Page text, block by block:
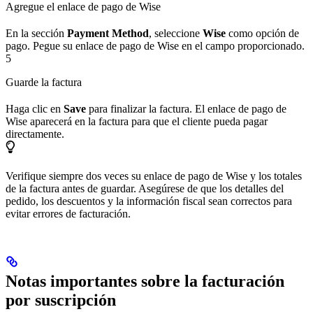
Agregue el enlace de pago de Wise
En la sección Payment Method, seleccione Wise como opción de
pago. Pegue su enlace de pago de Wise en el campo proporcionado.
5
Guarde la factura
Haga clic en Save para finalizar la factura. El enlace de pago de
Wise aparecerá en la factura para que el cliente pueda pagar
directamente.
Verifique siempre dos veces su enlace de pago de Wise y los totales
de la factura antes de guardar. Asegúrese de que los detalles del
pedido, los descuentos y la información fiscal sean correctos para
evitar errores de facturación.
Notas importantes sobre la facturación
por suscripción